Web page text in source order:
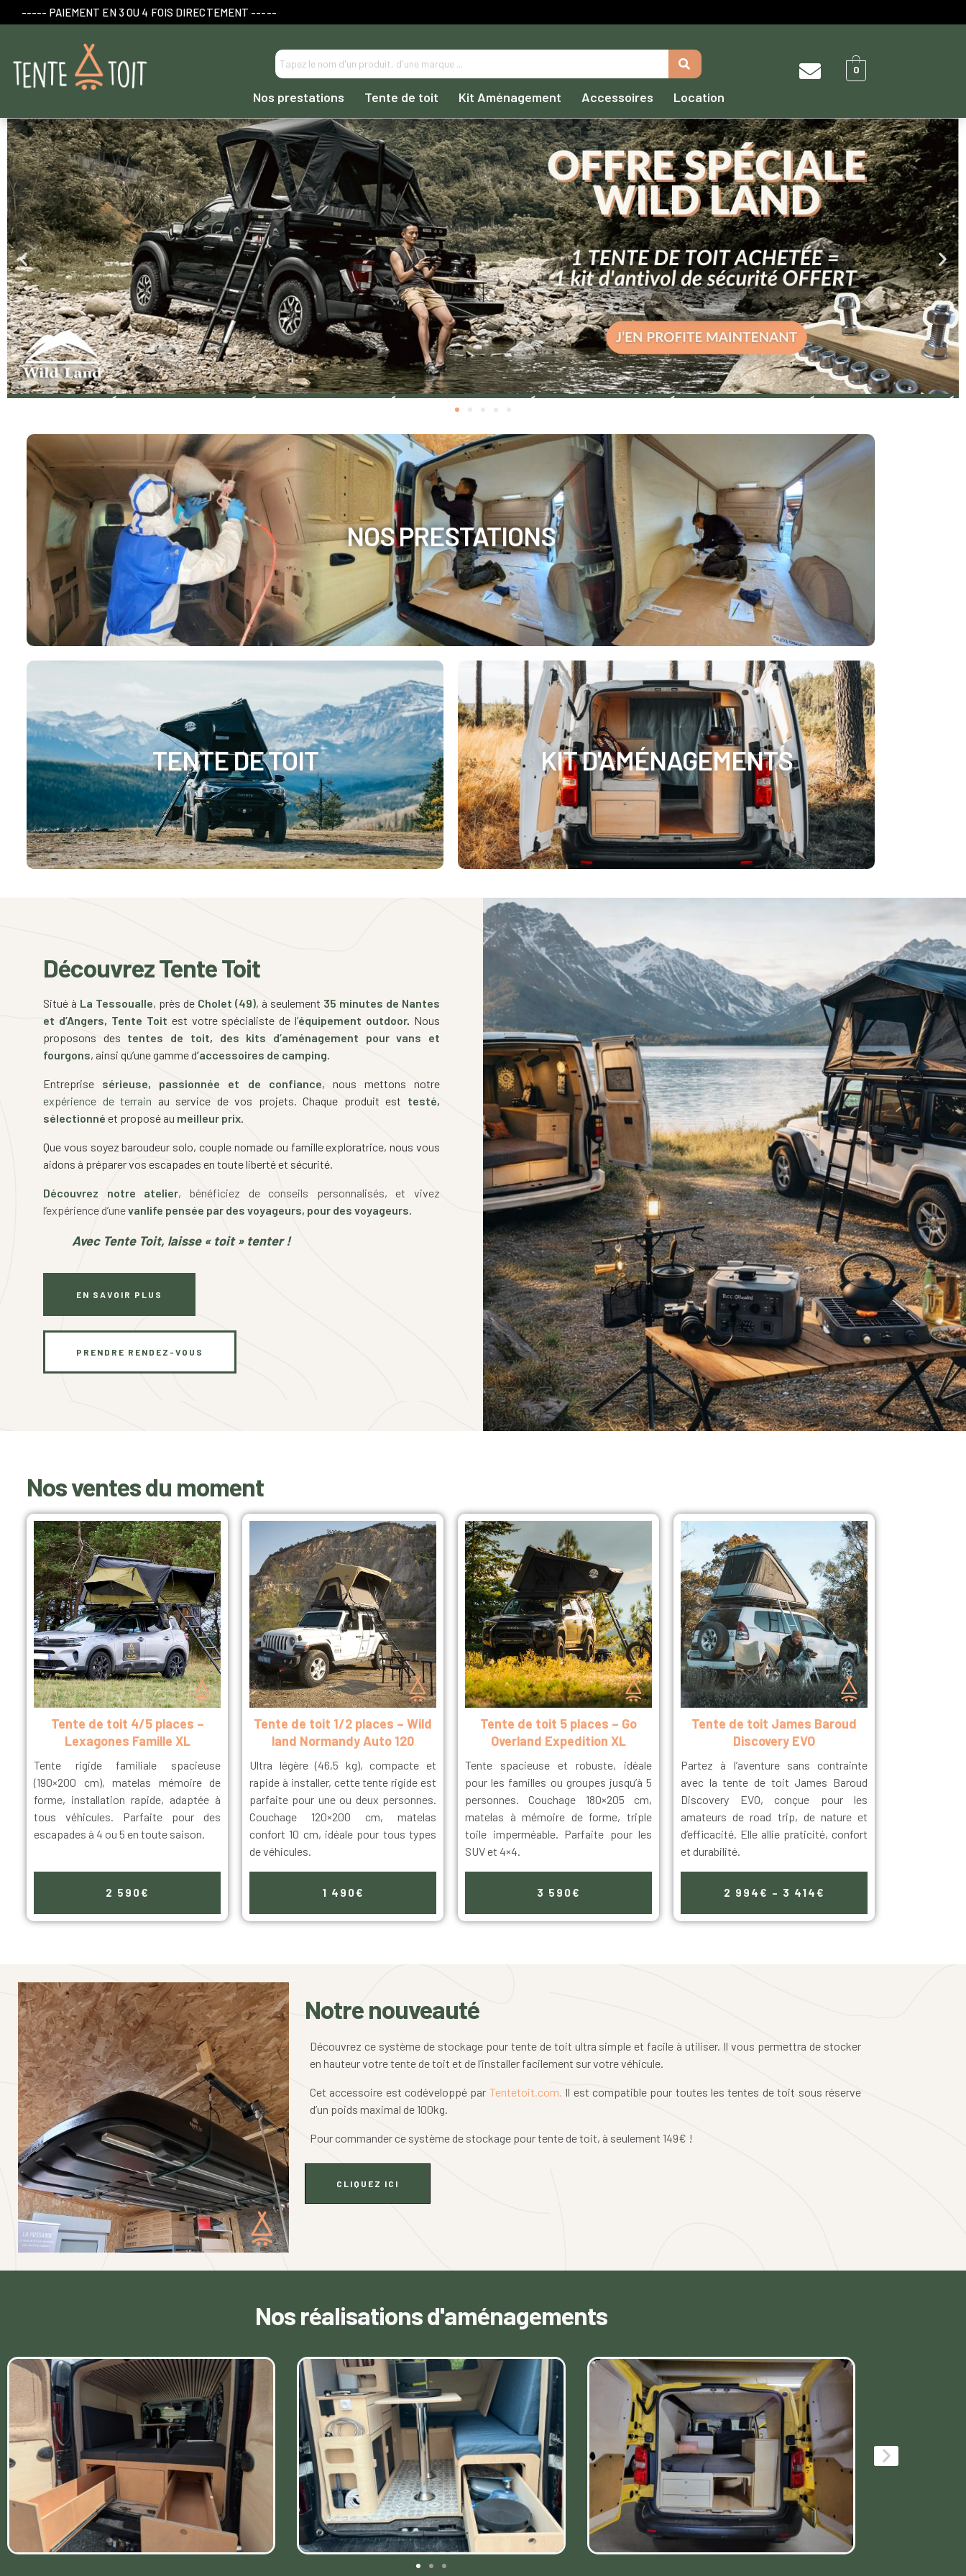
----- PAIEMENT EN 3 OU 4 FOIS DIRECTEMENT -----
Nos prestations Tente de toit Kit Aménagement Accessoires Location
0
NOS PRESTATIONS
TENTE DE TOIT KIT D'AMÉNAGEMENTS
Découvrez Tente Toit
Situé à La Tessoualle, près de Cholet (49), à seulement 35 minutes de Nantes
et d’Angers, Tente Toit est votre spécialiste de l’équipement outdoor. Nous
proposons des tentes de toit, des kits d’aménagement pour vans et
fourgons, ainsi qu’une gamme d’accessoires de camping.
Entreprise sérieuse, passionnée et de confiance, nous mettons notre
expérience de terrain au service de vos projets. Chaque produit est testé,
sélectionné et proposé au meilleur prix.
Que vous soyez baroudeur solo, couple nomade ou famille exploratrice, nous vous
aidons à préparer vos escapades en toute liberté et sécurité.
Découvrez notre atelier, bénéficiez de conseils personnalisés, et vivez
l’expérience d’unevanlife pensée par des voyageurs, pour des voyageurs.
Avec Tente Toit, laisse « toit » tenter !
EN SAVOIR PLUS
PRENDRE RENDEZ-VOUS
Nos ventes du moment
Tente de toit 4/5 places –
Lexagones Famille XL
Tente rigide familiale spacieuse
(190×200 cm), matelas mémoire de
forme, installation rapide, adaptée à
tous véhicules. Parfaite pour des
escapades à 4 ou 5 en toute saison.
2 590€
Tente de toit 1/2 places – Wild
land Normandy Auto 120
Ultra légère (46,5 kg), compacte et
rapide à installer, cette tente rigide est
parfaite pour une ou deux personnes.
Couchage 120×200 cm, matelas
confort 10 cm, idéale pour tous types
de véhicules.
1 490€
Tente de toit 5 places – Go
Overland Expedition XL
Tente spacieuse et robuste, idéale
pour les familles ou groupes jusqu’à 5
personnes. Couchage 180×205 cm,
matelas à mémoire de forme, triple
toile imperméable. Parfaite pour les
SUV et 4×4.
3 590€
Tente de toit James Baroud
Discovery EVO
Partez à l’aventure sans contrainte
avec la tente de toit James Baroud
Discovery EVO, conçue pour les
amateurs de road trip, de nature et
d’efficacité. Elle allie praticité, confort
et durabilité.
2 994€ – 3 414€
Notre nouveauté
Découvrez ce système de stockage pour tente de toit ultra simple et facile à utiliser. Il vous permettra de stocker
en hauteur votre tente de toit et de l’installer facilement sur votre véhicule.
Cet accessoire est codéveloppé par Tentetoit.com. Il est compatible pour toutes les tentes de toit sous réserve
d’un poids maximal de 100kg.
Pour commander ce système de stockage pour tente de toit, à seulement 149€ !
CLIQUEZ ICI
Nos réalisations d'aménagements